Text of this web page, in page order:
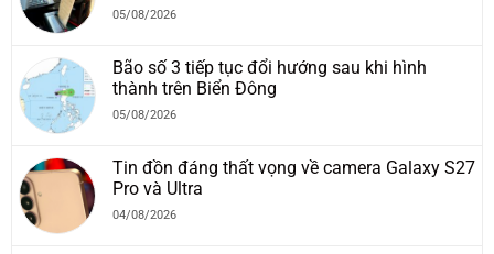
05/08/2026
Bão số 3 tiếp tục đổi hướng sau khi hình
thành trên Biển Đông
05/08/2026
Tin đồn đáng thất vọng về camera Galaxy S27
Pro và Ultra
04/08/2026